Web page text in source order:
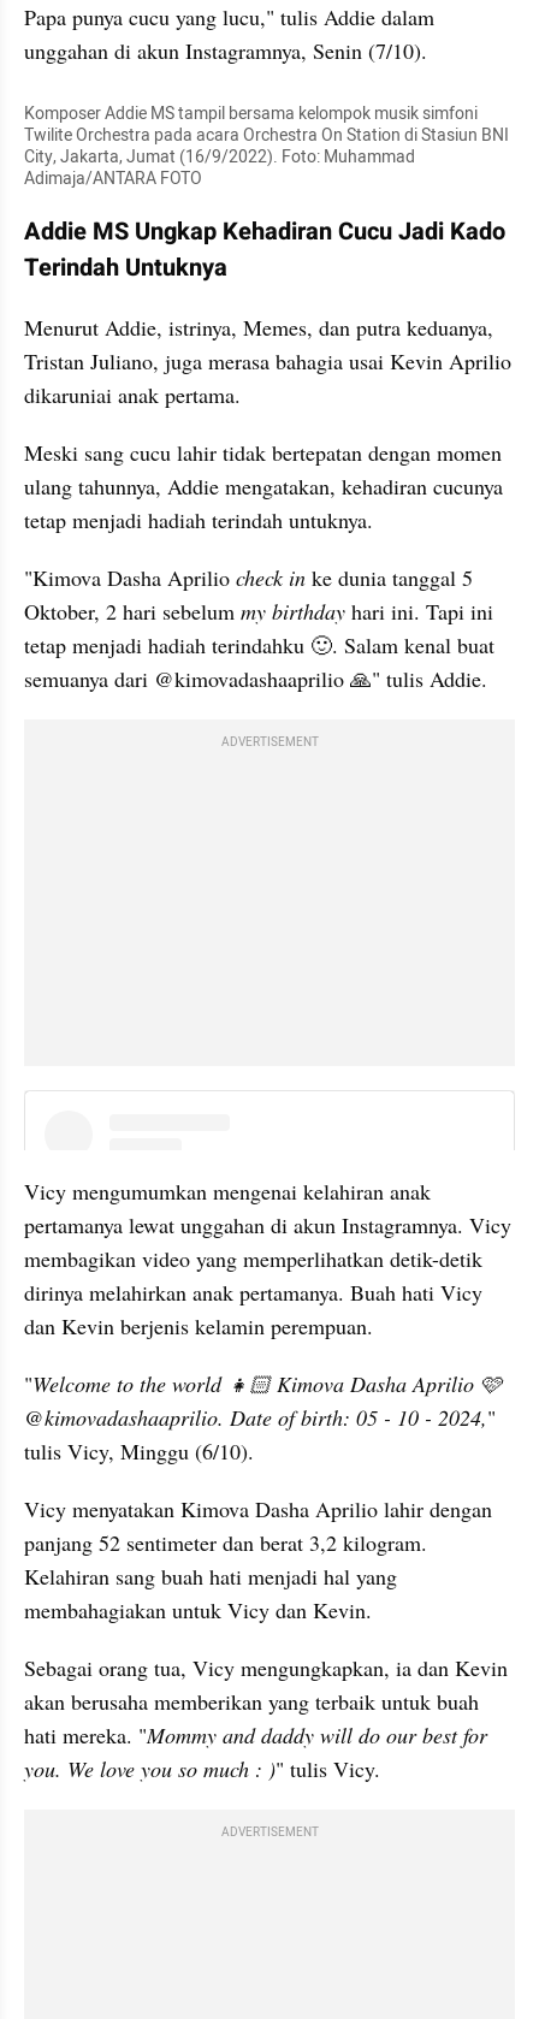
Papa punya cucu yang lucu," tulis Addie dalam
unggahan di akun Instagramnya, Senin (7/10).
Komposer Addie MS tampil bersama kelompok musik simfoni
Twilite Orchestra pada acara Orchestra On Station di Stasiun BNI
City, Jakarta, Jumat (16/9/2022). Foto: Muhammad
Adimaja/ANTARA FOTO
Addie MS Ungkap Kehadiran Cucu Jadi Kado
Terindah Untuknya
Menurut Addie, istrinya, Memes, dan putra keduanya,
Tristan Juliano, juga merasa bahagia usai Kevin Aprilio
dikaruniai anak pertama.
Meski sang cucu lahir tidak bertepatan dengan momen
ulang tahunnya, Addie mengatakan, kehadiran cucunya
tetap menjadi hadiah terindah untuknya.
"Kimova Dasha Aprilio check in ke dunia tanggal 5
Oktober, 2 hari sebelum my birthday hari ini. Tapi ini
tetap menjadi hadiah terindahku 🙂. Salam kenal buat
semuanya dari @kimovadashaaprilio 🙏" tulis Addie.
ADVERTISEMENT
Vicy mengumumkan mengenai kelahiran anak
pertamanya lewat unggahan di akun Instagramnya. Vicy
membagikan video yang memperlihatkan detik-detik
dirinya melahirkan anak pertamanya. Buah hati Vicy
dan Kevin berjenis kelamin perempuan.
"Welcome to the world 👧🏻 Kimova Dasha Aprilio 🩷
@kimovadashaaprilio. Date of birth: 05 - 10 - 2024,"
tulis Vicy, Minggu (6/10).
Vicy menyatakan Kimova Dasha Aprilio lahir dengan
panjang 52 sentimeter dan berat 3,2 kilogram.
Kelahiran sang buah hati menjadi hal yang
membahagiakan untuk Vicy dan Kevin.
Sebagai orang tua, Vicy mengungkapkan, ia dan Kevin
akan berusaha memberikan yang terbaik untuk buah
hati mereka. "Mommy and daddy will do our best for
you. We love you so much : )" tulis Vicy.
ADVERTISEMENT